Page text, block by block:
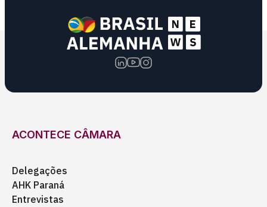
ACONTECE CÂMARA
Delegações
AHK Paraná
Entrevistas